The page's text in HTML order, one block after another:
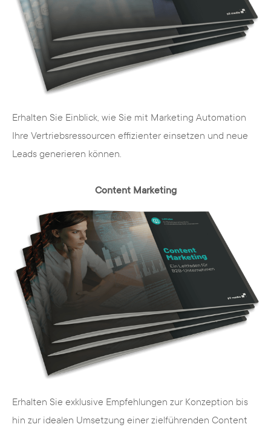
Individuelle Konzeption
In unserer Agentur gibt es keine Lösungen
von der Stange. Sie haben einen Bedarf
Berücksichtigung aller relevanten
Rahmenbedingungen exakt realisieren.
Resultate
Die auf TYPO3 CMS spezialisierte
Internetagentur für Köln bietet Ihren
Kunden hoch-professionelle technische
Erhalten Sie Einblick, wie Sie mit Marketing Automation
Ihre Vertriebsressourcen effizienter einsetzen und neue
Leads generieren können.
Content Marketing
Erhalten Sie exklusive Empfehlungen zur Konzeption bis
hin zur idealen Umsetzung einer zielführenden Content